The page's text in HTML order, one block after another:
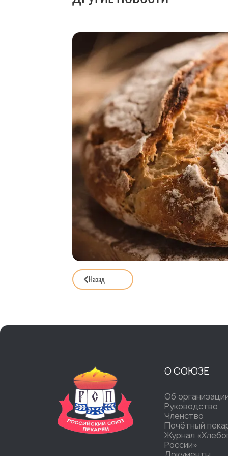
лет
Назад
О СОЮЗЕ
Об
Руководство
Членство
Почётный
Журнал
России»